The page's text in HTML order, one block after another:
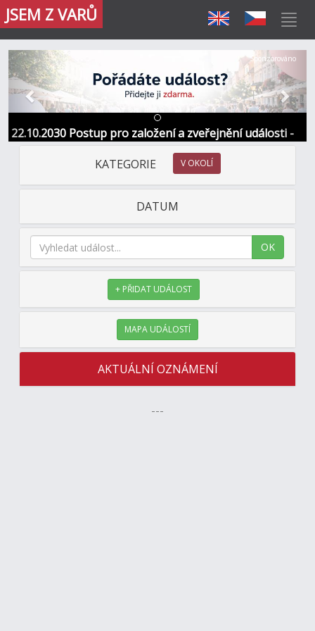
JSEM Z VARŮ
22.10.2030 Postup pro založení a zveřejnění události -
Informace / kontakt
Předchozí Další
Sponzorováno
KATEGORIE V OKOLÍ
DATUM
OK
+ PŘIDAT UDÁLOST
MAPA UDÁLOSTÍ
AKTUÁLNÍ OZNÁMENÍ
---